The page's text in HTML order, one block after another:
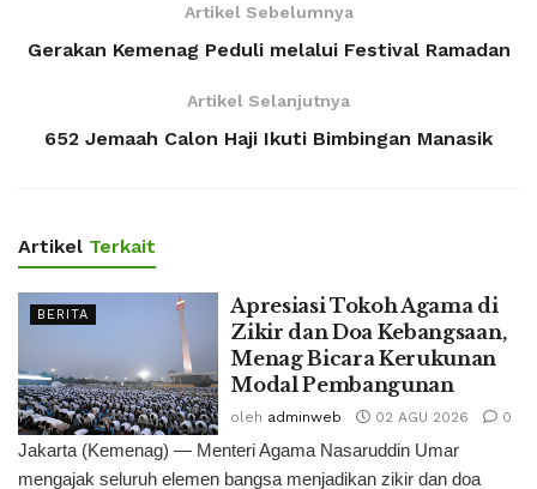
Artikel Sebelumnya
Gerakan Kemenag Peduli melalui Festival Ramadan
Artikel Selanjutnya
652 Jemaah Calon Haji Ikuti Bimbingan Manasik
Artikel Terkait
BERITA
Apresiasi Tokoh Agama di
Zikir dan Doa Kebangsaan,
Menag Bicara Kerukunan
Modal Pembangunan
oleh adminweb 02 AGU 2026 0
Jakarta (Kemenag) — Menteri Agama Nasaruddin Umar
mengajak seluruh elemen bangsa menjadikan zikir dan doa